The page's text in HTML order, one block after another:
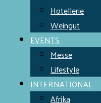
Hotellerie
Weingut
EVENTS
Messe
Lifestyle
INTERNATIONAL
Afrika